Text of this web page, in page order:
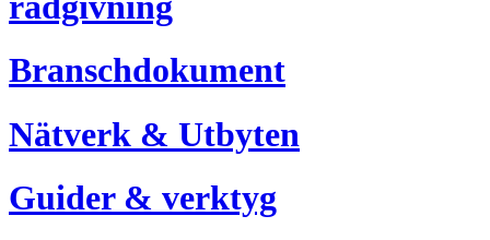
Branschdokument
Nätverk & Utbyten
Guider & verktyg